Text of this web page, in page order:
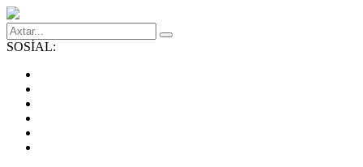
SOSİAL: